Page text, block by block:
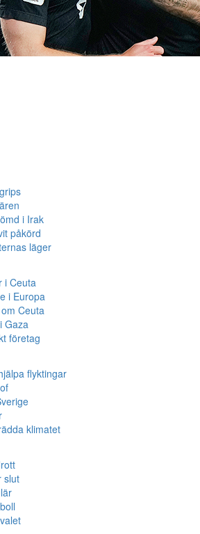
i Irak
påkörd
läger
i Ceuta
i Europa
Ceuta
Gaza
företag
flyktingar
klimatet
slut